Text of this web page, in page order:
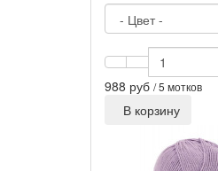
988 руб / 5 мотков
В корзину